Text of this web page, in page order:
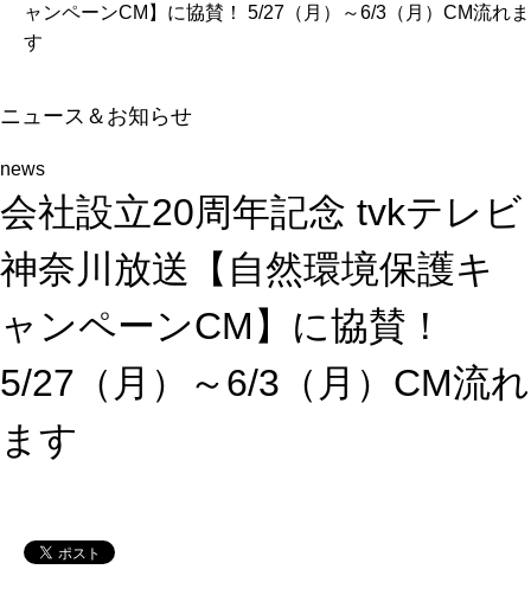
ャンペーンCM】に協賛！ 5/27（月）～6/3（月）CM流れま
す
ニュース＆お知らせ
news
会社設立20周年記念 tvkテレビ
神奈川放送【自然環境保護キ
ャンペーンCM】に協賛！
5/27（月）～6/3（月）CM流れ
ます